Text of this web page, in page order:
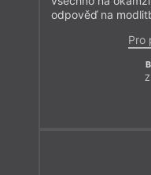
odpověď na
Pro